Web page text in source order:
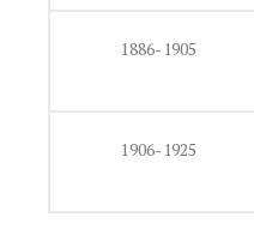
1886-1905
1906-1925